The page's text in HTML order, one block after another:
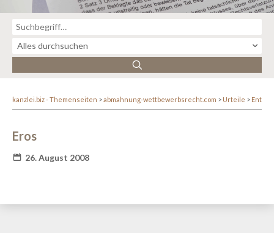
kanzlei.biz - Themenseiten abmahnung-wettbewerbsrecht.com Urteile
Eros
26. August 2008